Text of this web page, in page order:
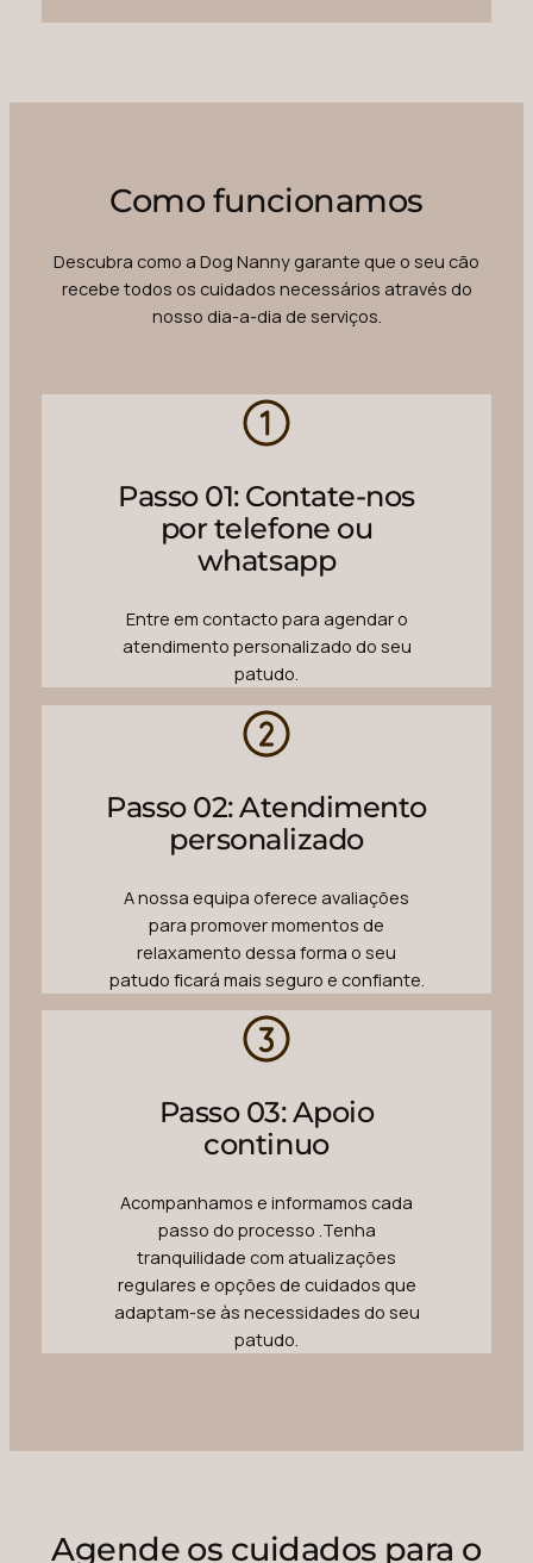
Como funcionamos
Descubra como a Dog Nanny garante que o seu cão
recebe todos os cuidados necessários através do
nosso dia-a-dia de serviços.
Passo 01: Contate-nos
por telefone ou
whatsapp
Entre em contacto para agendar o
atendimento personalizado do seu
patudo.
Passo 02: Atendimento
personalizado
A nossa equipa oferece avaliações
para promover momentos de
relaxamento dessa forma o seu
patudo ficará mais seguro e confiante.
Passo 03: Apoio
continuo
Acompanhamos e informamos cada
passo do processo .Tenha
tranquilidade com atualizações
regulares e opções de cuidados que
adaptam-se às necessidades do seu
patudo.
Agende os cuidados para o